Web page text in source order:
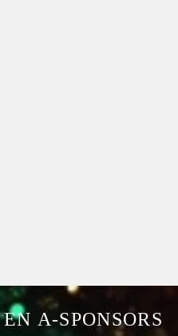
A-SPONSORS